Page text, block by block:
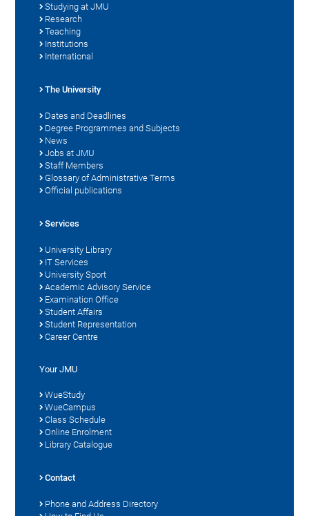
Studying at JMU
Research
Teaching
Institutions
International
The University
Dates and Deadlines
Degree Programmes and Subjects
News
Jobs at JMU
Staff Members
Glossary of Administrative Terms
Official publications
Services
University Library
IT Services
University Sport
Academic Advisory Service
Examination Office
Student Affairs
Student Representation
Career Centre
Your JMU
WueStudy
WueCampus
Class Schedule
Online Enrolment
Library Catalogue
Contact
Phone and Address Directory